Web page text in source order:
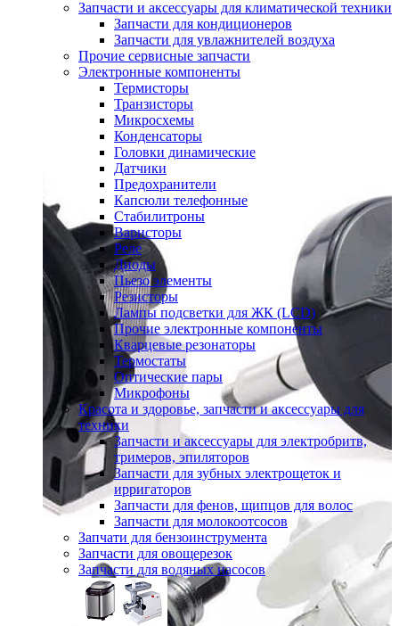
Запчасти и аксессуары для климатической техники
Запчасти для кондиционеров
Запчасти для увлажнителей воздуха
Прочие сервисные запчасти
Электронные компоненты
Термисторы
Транзисторы
Микросхемы
Конденсаторы
Головки динамические
Датчики
Предохранители
Капсюли телефонные
Стабилитроны
Варисторы
Реле
Диоды
Пьезо элементы
Резисторы
Лампы подсветки для ЖК (LCD)
Прочие электронные компоненты
Кварцевые резонаторы
Термостаты
Оптические пары
Микрофоны
Красота и здоровье, запчасти и аксессуары для
техники
Запчасти и аксессуары для электробритв,
тримеров, эпиляторов
Запчасти для зубных электрощеток и
ирригаторов
Запчасти для фенов, щипцов для волос
Запчасти для молокоотсосов
Запчати для бензоинструмента
Запчасти для овощерезок
Запчасти для водяных насосов